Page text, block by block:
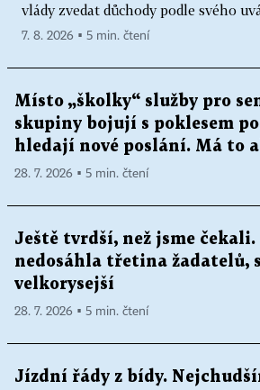
vlády zvedat důchody podle svého
7. 8. 2026 ▪ 5 min. čtení
Místo „školky“ služby pro
skupiny bojují s poklesem
hledají nové poslání. Má to
28. 7. 2026 ▪ 5 min. čtení
Ještě tvrdší, než jsme čekali.
nedosáhla třetina žadatelů,
velkorysejší
28. 7. 2026 ▪ 5 min. čtení
Jízdní řády z bídy.